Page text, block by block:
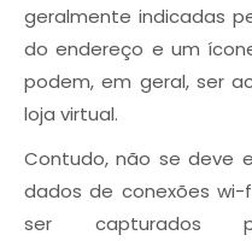
geralmente indicadas
do endereço e um
podem, em geral, ser
loja virtual.
Contudo, não se deve
dados de conexões
ser capturados